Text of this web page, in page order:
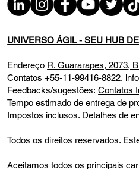
UNIVERSO ÁGIL - SEU HUB
Endereço R. Guararapes, 2073,
Contatos+55-11-99416-8822,
Feedbacks/sugestões:Contatos
Tempo estimado de entrega de
Impostos inclusos. Detalhes de
Todos os direitos reservados.
Aceitamos todos os principais